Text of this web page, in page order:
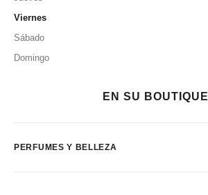
Viernes
Sábado
Domingo
EN SU BOUTIQUE
PERFUMES Y BELLEZA